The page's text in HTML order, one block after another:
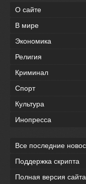
О сайте
В мире
Экономика
Религия
Криминал
Спорт
Культура
Инопресса
Все последние
Поддержка скрипта
Полная версия сайта